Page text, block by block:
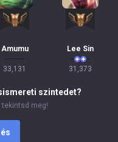
Amumu
33,131
Lee Sin
31,373
szintedet?
meg!